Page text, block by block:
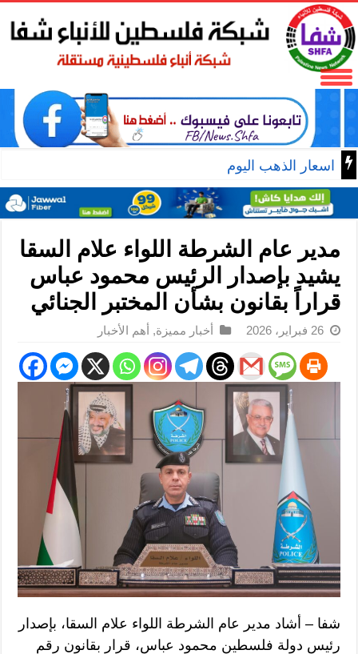
اسعار الذهب اليوم
مدير عام الشرطة اللواء علام السقا
يشيد بإصدار الرئيس محمود عباس
قراراً بقانون بشأن المختبر الجنائي
26 فبراير، 2026 أخبار مميزة, أهم الأخبار
شفا – أشاد مدير عام الشرطة اللواء علام السقا، بإصدار
رئيس دولة فلسطين محمود عباس، قرار بقانون رقم